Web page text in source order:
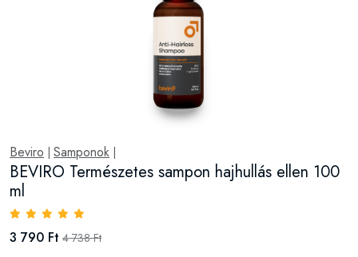
Beviro Samponok
BEVIRO Természetes sampon hajhullás ellen 100
ml
3 790 Ft 4 738 Ft